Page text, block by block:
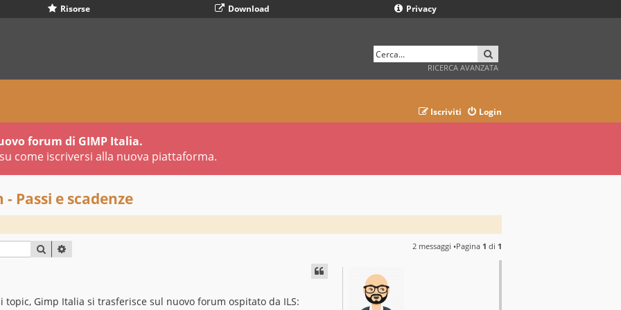
Risorse Download Privacy
RICERCA AVANZATA
Login
Iscriviti
forum di GIMP Italia.
come iscriversi alla nuova piattaforma.
Passi e scadenze
CERCA 2 messaggi •Pagina 1 di 1
Gimp Italia si trasferisce sul nuovo forum ospitato da ILS: